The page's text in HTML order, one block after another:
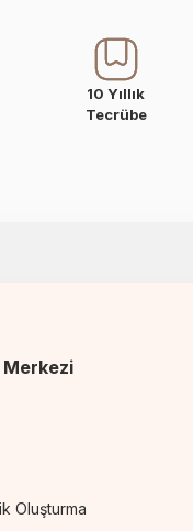
10 Yıllık
Tecrübe
Oluşturma